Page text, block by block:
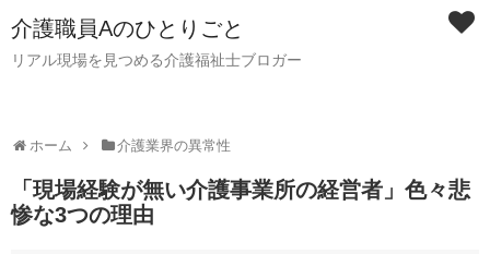
介護職員Aのひとりごと
リアル現場を見つめる介護福祉士ブロガー
ホーム 介護業界の異常性
「現場経験が無い介護事業所の経営者」色々悲
惨な3つの理由